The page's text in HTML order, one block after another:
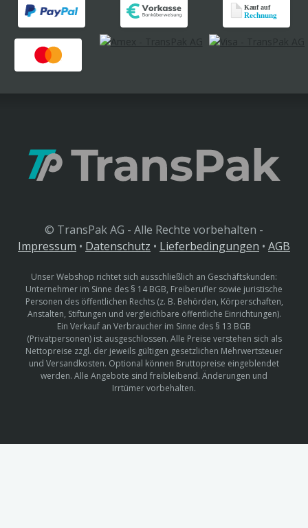
© TransPak AG - Alle Rechte vorbehalten -
Impressum • Datenschutz • Lieferbedingungen • AGB
Unser Webshop richtet sich ausschließlich an Geschäftskunden:
Unternehmer im Sinne des § 14 BGB, Freiberufler sowie juristische
Personen des öffentlichen Rechts (z. B. Behörden, Körperschaften,
Anstalten, Stiftungen und vergleichbare öffentliche Einrichtungen).
Ein Verkauf an Verbraucher im Sinne des § 13 BGB
(Privatpersonen) ist ausgeschlossen. Alle Preise verstehen sich als
Nettopreise zzgl. der jeweils gültigen gesetzlichen Mehrwertsteuer
und Versandkosten. Optional können Bruttopreise eingeblendet
werden. Alle Angebote sind freibleibend. Änderungen und
Irrtümer vorbehalten.